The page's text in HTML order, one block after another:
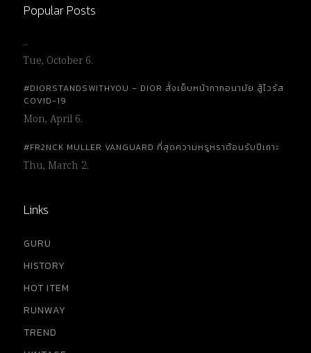
Popular Posts
…
Tue, October 6.
#DIORSTANDSWITHYOU – DIOR สั่งเย็บหน้ากากอนามัย สู้ไวรัส
COVID-19
Mon, April 6.
#FR2NCK MULLER VANGUARD ที่สุดความหรูหราต้อนรับปีเถาะ
Thu, March 2.
Links
GURU
HISTORY
HOT ITEM
RUNWAY
TREND